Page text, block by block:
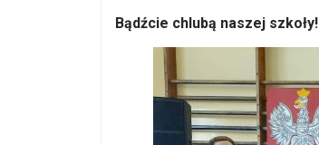
Bądźcie chlubą naszej szkoły!